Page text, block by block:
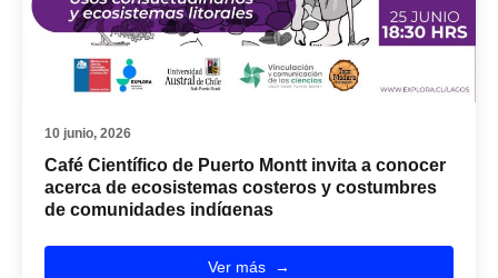
10 junio, 2026
Café Científico de Puerto Montt invita a conocer
acerca de ecosistemas costeros y costumbres
de comunidades indígenas
Ver más